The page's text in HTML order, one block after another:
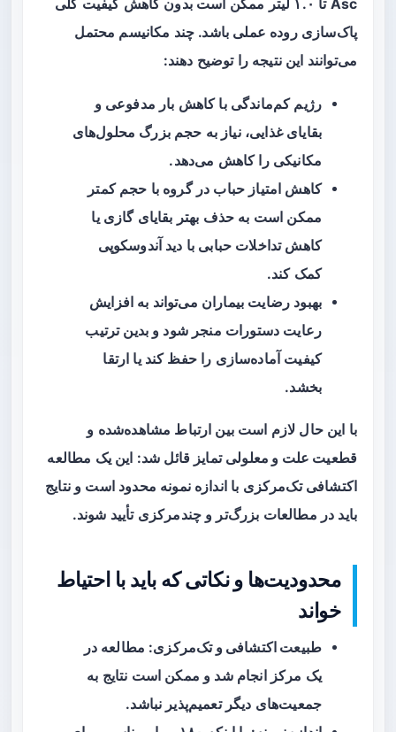
Asc تا ۱.۰ لیتر ممکن است بدون کاهش کیفیت کلی
پاک‌سازی روده عملی باشد. چند مکانیسم محتمل
می‌توانند این نتیجه را توضیح دهند:
رژیم کم‌ماندگی با کاهش بار مدفوعی و
بقایای غذایی، نیاز به حجم بزرگ محلول‌های
مکانیکی را کاهش می‌دهد.
کاهش امتیاز حباب در گروه با حجم کمتر
ممکن است به حذف بهتر بقایای گازی یا
کاهش تداخلات حبابی با دید آندوسکوپی
کمک کند.
بهبود رضایت بیماران می‌تواند به افزایش
رعایت دستورات منجر شود و بدین ترتیب
کیفیت آماده‌سازی را حفظ کند یا ارتقا
بخشد.
با این حال لازم است بین ارتباط مشاهده‌شده و
قطعیت علت و معلولی تمایز قائل شد: این یک مطالعه
اکتشافی تک‌مرکزی با اندازه نمونه محدود است و نتایج
باید در مطالعات بزرگ‌تر و چندمرکزی تأیید شوند.
محدودیت‌ها و نکاتی که باید با احتیاط
خواند
طبیعت اکتشافی و تک‌مرکزی: مطالعه در
یک مرکز انجام شد و ممکن است نتایج به
جمعیت‌های دیگر تعمیم‌پذیر نباشد.